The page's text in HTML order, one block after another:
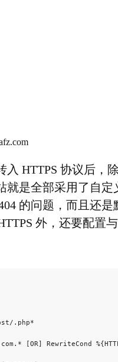
HTTPS 协议后，
就是全部采用了自
的问题，而且还是
外，还要配置
.php*
[OR] RewriteCond